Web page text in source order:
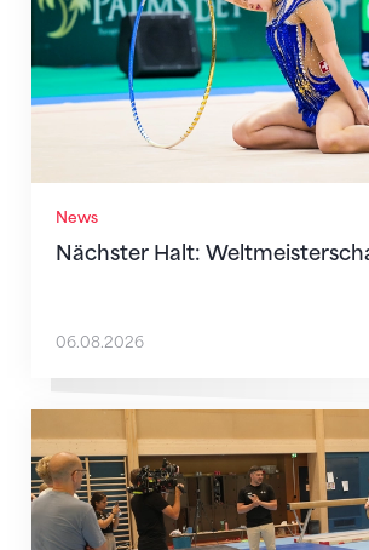
News
Nächster Halt:
06.08.2026
Mit klaren Zielen nach Zagreb